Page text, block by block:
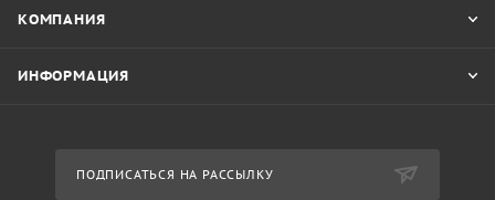
КОМПАНИЯ
ИНФОРМАЦИЯ
ПОДПИСАТЬСЯ НА РАССЫЛКУ